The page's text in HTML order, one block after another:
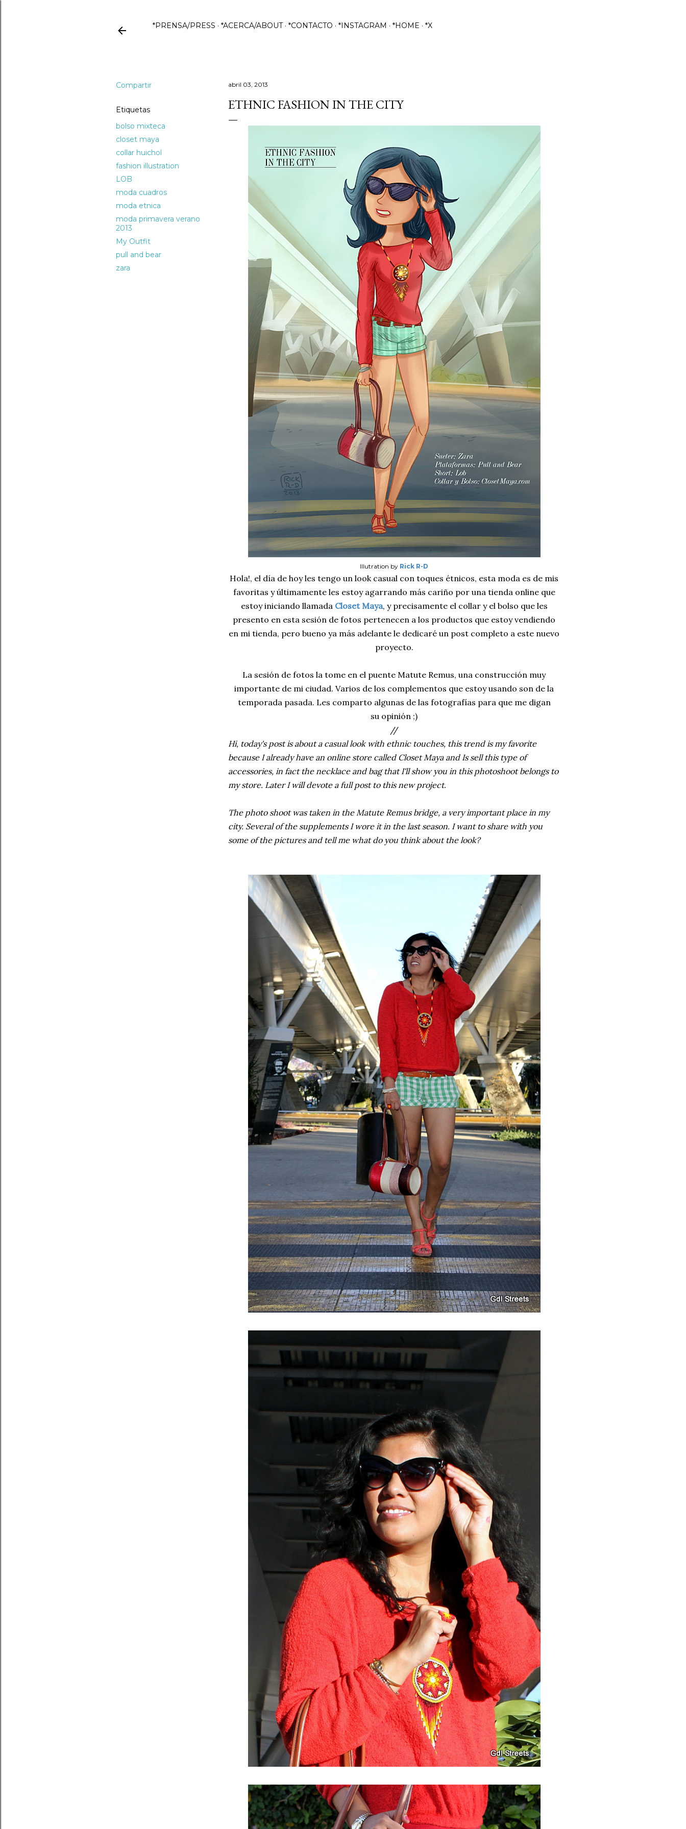
*PRENSA/PRESS *ACERCA/ABOUT *CONTACTO *INSTAGRAM *HOME *X
Compartir
Etiquetas
bolso mixteca
closet maya
collar huichol
fashion illustration
LOB
moda cuadros
moda etnica
moda primavera verano
2013
My Outfit
pull and bear
zara
abril 03, 2013
ETHNIC FASHION IN THE CITY
Illutration by Rick R-D
Hola!, el día de hoy les tengo un look casual con toques étnicos, esta moda es de mis
favoritas y últimamente les estoy agarrando más cariño por una tienda online que
estoy iniciando llamada Closet Maya, y precisamente el collar y el bolso que les
presento en esta sesión de fotos pertenecen a los productos que estoy vendiendo
en mi tienda, pero bueno ya más adelante le dedicaré un post completo a este nuevo
proyecto.
La sesión de fotos la tome en el puente Matute Remus, una construcción muy
importante de mi ciudad. Varios de los complementos que estoy usando son de la
temporada pasada. Les comparto algunas de las fotografías para que me digan
su opinión ;)
//
Hi, today's post is about a casual look with ethnic touches, this trend is my favorite
because I already have an online store called Closet Maya and Is sell this type of
accessories, in fact the necklace and bag that I'll show you in this photoshoot belongs to
my store. Later I will devote a full post to this new project.
The photo shoot was taken in the Matute Remus bridge, a very important place in my
city. Several of the supplements I wore it in the last season. I want to share with you
some of the pictures and tell me what do you think about the look?